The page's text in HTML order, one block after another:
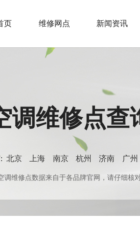
页 维修网点 新闻资讯
调维修点查
北京 上海 南京 杭州 济南 广州
调维修点数据来自于各品牌官网，请仔细核